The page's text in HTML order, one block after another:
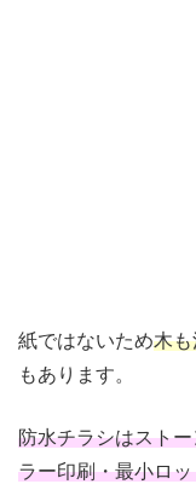
紙ではないため木
もあります。
防水チラシはスト
ラー印刷・最小ロ